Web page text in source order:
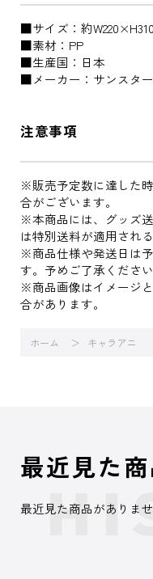
■サイズ：約
■素材：PP
■生産国：日本
■メーカー：サンスタ
注意事項
※販売予定数に達した
合がございます。
※本商品には、グッズ
は特別送料が適用され
※商品仕様や発送日は
す。予めご了承ください
※商品画像はイメージ
合があります。
ホーム キャラアニ
最近見た
最近見た商品がありませ